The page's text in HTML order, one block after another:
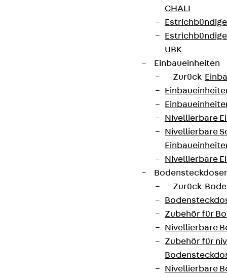
CHALI
UBK
Einbaueinheiten
Zurück
Nivellierbare
Nivellierbare
Nivellierbare
Zurück
Zubehör für
Nivellierbare
Zubehör für
Nivellierbare